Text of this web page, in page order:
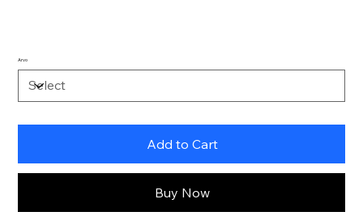
Arvo
Add to Cart
Buy Now